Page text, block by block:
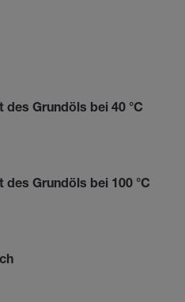
Grundöls bei 40 °C
Grundöls bei 100 °C